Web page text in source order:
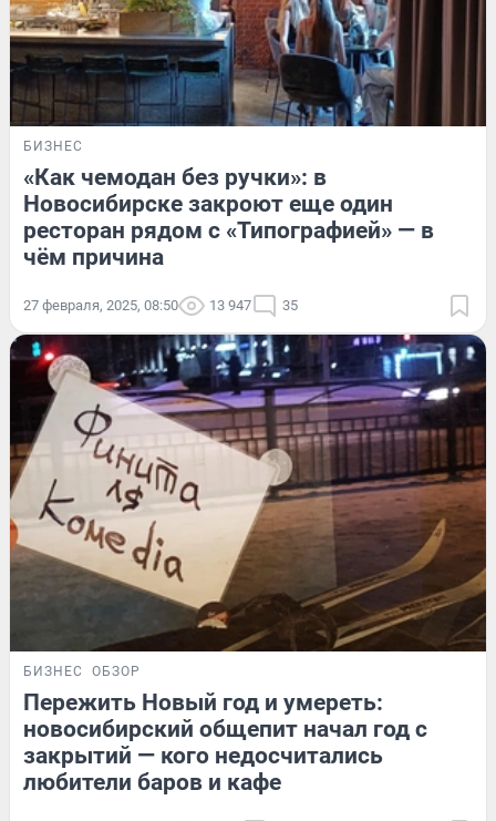
БИЗНЕС
«Как чемодан без ручки»: в
Новосибирске закроют еще один
ресторан рядом с «Типографией» — в
чём причина
27 февраля, 2025, 08:50 13 947 35
БИЗНЕС ОБЗОР
Пережить Новый год и умереть:
новосибирский общепит начал год с
закрытий — кого недосчитались
любители баров и кафе